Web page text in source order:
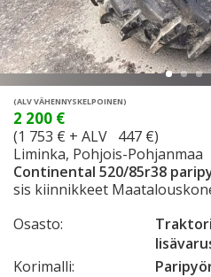
(ALV VÄHENNYSKELPOINEN)
2 200 €
(1 753 € + ALV 447 €)
Liminka, Pohjois-Pohjanmaa
Continental 520/85r38
sis kiinnikkeet
Osasto:
Korimalli: